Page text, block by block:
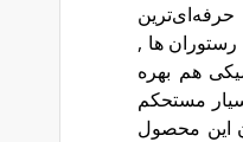
ها ,
هم بهره
مستحکم
این محصول